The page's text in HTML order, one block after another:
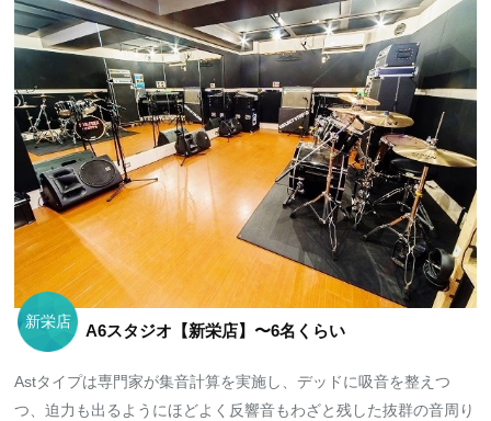
新栄店 A6スタジオ【新栄店】〜6名くらい
Astタイプは専門家が集音計算を実施し、デッドに吸音を整えつ
つ、迫力も出るようにほどよく反響音もわざと残した抜群の音周り